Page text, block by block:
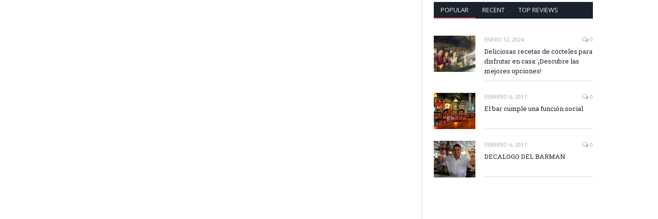
POPULAR RECENT TOP REVIEWS
ENERO 12, 2024 0
Deliciosas recetas de cócteles para
disfrutar en casa: ¡Descubre las
mejores opciones!
FEBRERO 6, 2017 0
El bar cumple una función social
FEBRERO 6, 2017 0
DECALOGO DEL BARMAN